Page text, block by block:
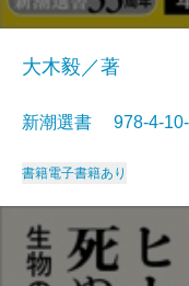
大木毅／著
新潮選書 978-4-
書籍電子書籍あり